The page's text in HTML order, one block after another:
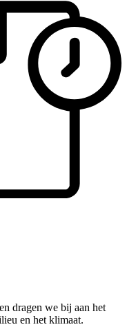
dragen we bij aan het
en het klimaat.